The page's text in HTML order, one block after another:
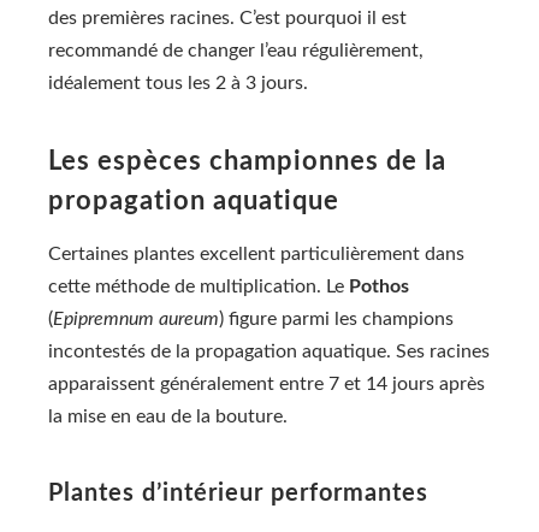
des premières racines. C’est pourquoi il est
recommandé de changer l’eau régulièrement,
idéalement tous les 2 à 3 jours.
Les espèces championnes de la
propagation aquatique
Certaines plantes excellent particulièrement dans
cette méthode de multiplication. Le Pothos
(Epipremnum aureum) figure parmi les champions
incontestés de la propagation aquatique. Ses racines
apparaissent généralement entre 7 et 14 jours après
la mise en eau de la bouture.
Plantes d’intérieur performantes